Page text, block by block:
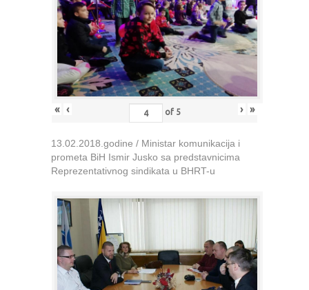
« ‹ of 5 › »
13.02.2018.godine / Ministar komunikacija i
prometa BiH Ismir Jusko sa predstavnicima
Reprezentativnog sindikata u BHRT-u